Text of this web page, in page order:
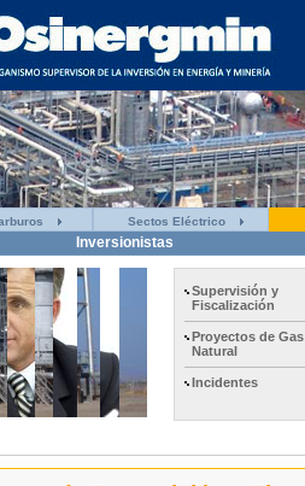
Sectos Eléctrico
Inversionistas
Supervisión y
Fiscalización
Proyectos de Gas
Natural
Incidentes